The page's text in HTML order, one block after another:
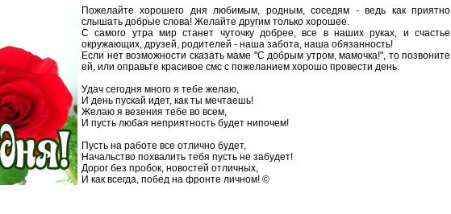
Пожелайте хорошего дня любимым, родным, соседям - ведь как приятно
слышать добрые слова! Желайте другим только хорошее.
С самого утра мир станет чуточку добрее, все в наших руках, и счастье
окружающих, друзей, родителей - наша забота, наша обязанность!
Если нет возможности сказать маме "С добрым утром, мамочка!", то позвоните
ей, или оправьте красивое смс с пожеланием хорошо провести день.
Удач сегодня много я тебе желаю,
И день пускай идет, как ты мечтаешь!
Желаю я везения тебе во всем,
И пусть любая неприятность будет нипочем!
Пусть на работе все отлично будет,
Начальство похвалить тебя пусть не забудет!
Дорог без пробок, новостей отличных,
И как всегда, побед на фронте личном! ©